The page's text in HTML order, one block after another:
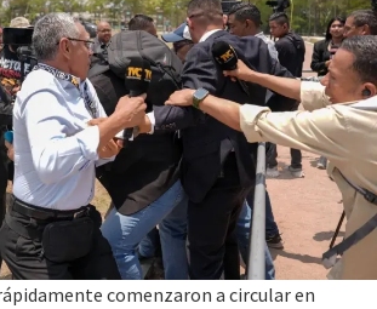
comenzaron a circular en